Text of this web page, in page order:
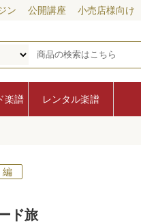
ン 公開講座 小売店様向け
楽譜 レンタル楽譜
編
ド旅